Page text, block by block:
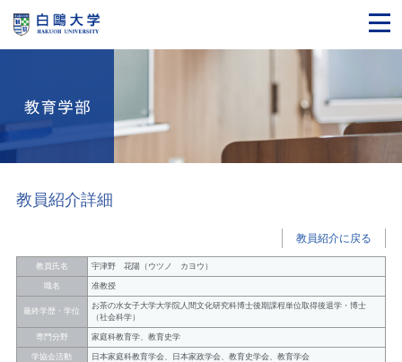
教員紹介詳細
教員紹介に戻る
教員氏名 宇津野 花陽（ウツノ カヨウ）
職名 准教授
最終学歴・学位
お茶の水女子大学大学院人間文化研究科博士後期課程単位取得後退学・博士
（社会科学）
専門分野 家庭科教育学、教育史学
学協会活動 日本家庭科教育学会、日本家政学会、教育史学会、教育学会